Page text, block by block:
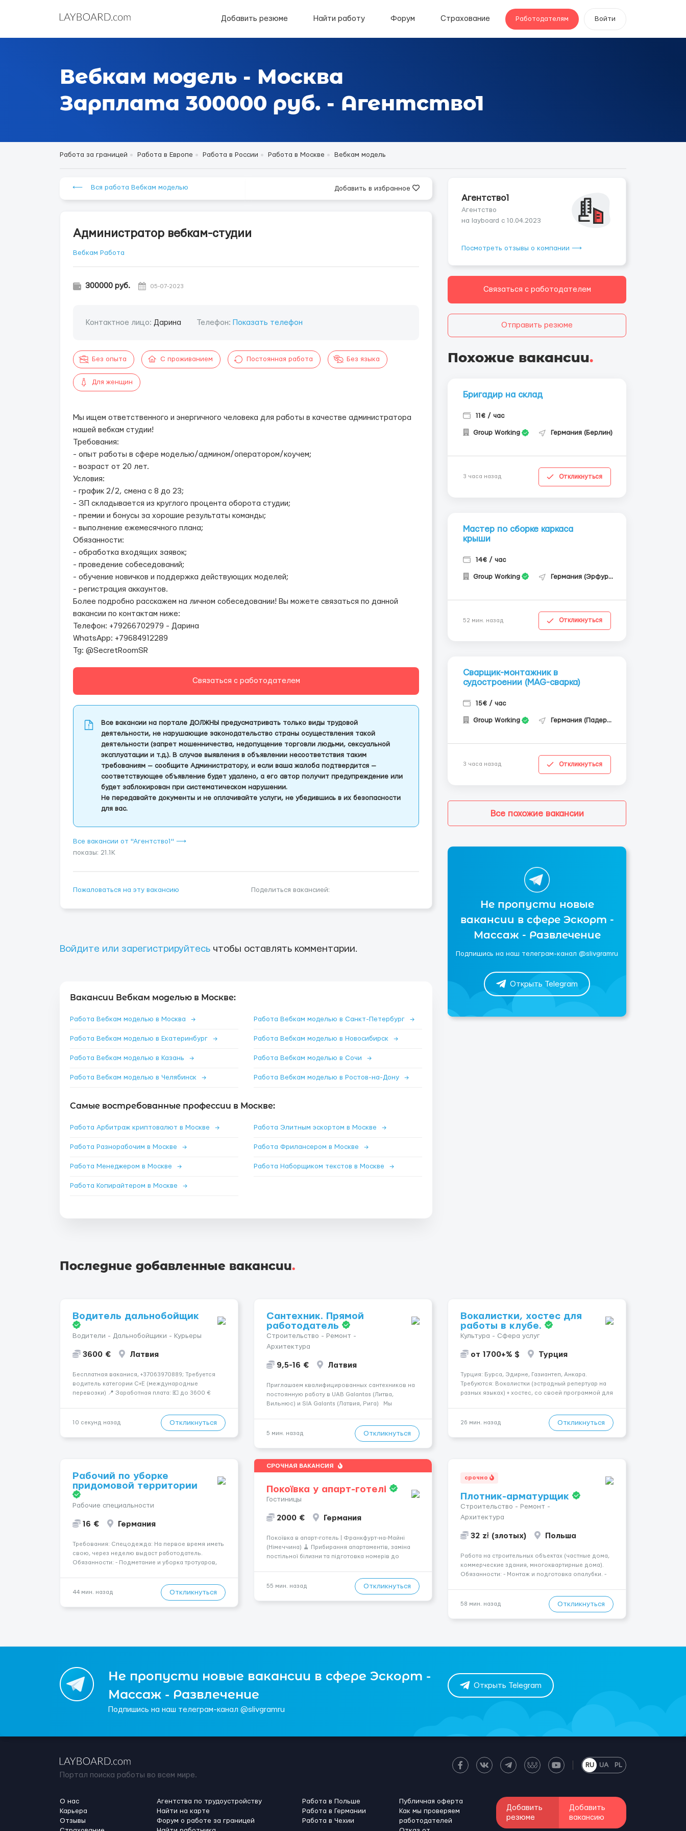
Добавить резюме Найти работу Форум Страхование Работодателям Войти
Вебкам модель - Москва
Зарплата 300000 руб. - Агентство1
Работа за границей Работа в Европе Работа в России Работа в Москве Вебкам модель
⟵ Вся работа Вебкам моделью Добавить в избранное
Администратор вебкам-студии
Вебкам Работа
300000 руб. 05-07-2023
Контактное лицо: Дарина Телефон: Показать телефон
Без опыта С проживанием Постоянная работа Без языка
Для женщин
Мы ищем ответственного и энергичного человека для работы в качестве администратора
нашей вебкам студии!
Требования:
- опыт работы в сфере моделью/админом/оператором/коучем;
- возраст от 20 лет.
Условия:
- график 2/2, смена с 8 до 23;
- ЗП складывается из круглого процента оборота студии;
- премии и бонусы за хорошие результаты команды;
- выполнение ежемесячного плана;
Обязанности:
- обработка входящих заявок;
- проведение собеседований;
- обучение новичков и поддержка действующих моделей;
- регистрация аккаунтов.
Более подробно расскажем на личном собеседовании! Вы можете связаться по данной
вакансии по контактам ниже:
Телефон: +79266702979 - Дарина
WhatsApp: +79684912289
Tg: @SecretRoomSR
Связаться с работодателем
Все вакансии на портале ДОЛЖНЫ предусматривать только виды трудовой
деятельности, не нарушающие законодательство страны осуществления такой
деятельности (запрет мошенничества, недопущение торговли людьми, сексуальной
эксплуатации и т.д.). В случае выявления в объявлении несоответствия таким
требованиям — сообщите Администратору, и если ваша жалоба подтвердится —
соответствующее объявление будет удалено, а его автор получит предупреждение или
будет заблокирован при систематическом нарушении.
Не передавайте документы и не оплачивайте услуги, не убедившись в их безопасности
для вас.
Все вакансии от "Агентство1" ⟶
показы: 21.1K
Пожаловаться на эту вакансию Поделиться вакансией:
Войдите или зарегистрируйтесь чтобы оставлять комментарии.
Вакансии Вебкам моделью в Москве:
Работа Вебкам моделью в Москва → Работа Вебкам моделью в Санкт-Петербург →
Работа Вебкам моделью в Екатеринбург → Работа Вебкам моделью в Новосибирск →
Работа Вебкам моделью в Казань → Работа Вебкам моделью в Сочи →
Работа Вебкам моделью в Челябинск → Работа Вебкам моделью в Ростов-на-Дону →
Самые востребованные профессии в Москве:
Работа Арбитраж криптовалют в Москве → Работа Элитным эскортом в Москве →
Работа Разнорабочим в Москве → Работа Фрилансером в Москве →
Работа Менеджером в Москве → Работа Наборщиком текстов в Москве →
Работа Копирайтером в Москве →
Агентство1
Агентство
на layboard с 10.04.2023
Посмотреть отзывы о компании ⟶
Связаться с работодателем
Отправить резюме
Похожие вакансии.
Бригадир на склад
11€ / час
Group Working Германия (Берлин)
3 часа назад Откликнуться
Мастер по сборке каркаса
крыши
14€ / час
Group Working Германия (Эрфурт)
52 мин. назад Откликнуться
Сварщик-монтажник в
судостроении (MAG-сварка)
15€ / час
Group Working Германия (Падерборн)
3 часа назад Откликнуться
Все похожие вакансии
Не пропусти новые
вакансии в сфере Эскорт -
Массаж - Развлечение
Подпишись на наш телеграм-канал @slivgramru
Открыть Telegram
Последние добавленные вакансии.
Водитель дальнобойщик
Водители - Дальнобойщики - Курьеры
3600 € Латвия
Бесплатная ваканися, +37063970889; Требуется
водитель категории C+E (международные
перевозки) 📍 Заработная плата: 💶 до 3600 €
рефрижераторах. В среднем 400–500 км в день.
10 секунд назад Откликнуться
Сантехник. Прямой
работодатель
Строительство - Ремонт -
Архитектура
9,5-16 € Латвия
Приглашаем квалифицированных сантехников на
постоянную работу в UAB Galantas (Литва,
Вильнюс) и SIA Galants (Латвия, Рига) Мы
заработную плату для квалифицированного
5 мин. назад Откликнуться
Вокалистки, хостес для
работы в клубе.
Культура - Сфера услуг
от 1700+% $ Турция
Турция: Бурса, Эдирне, Газиантеп, Анкара.
Требуются: Вокалистки (эстрадный репертуар на
разных языках) + хостеc, со своей программой для
трех месяцев. Мед. страховка. Высокая зарплат...
26 мин. назад Откликнуться
Рабочий по уборке
придомовой территории
Рабочие специальности
16 € Германия
Требования: Спецодежда: На первое время иметь
свою, через неделю выдаст работодатель.
Обязанности: - Подметание и уборка тротуаров,
двора; - Уборка листвы, веток, бытовых отходов,
44 мин. назад Откликнуться
СРОЧНАЯ ВАКАНСИЯ
Покоївка у апарт-готелі
Гостиницы
2000 € Германия
Покоївка в апарт-готель | Франкфурт-на-Майні
(Німеччина) 🧹 Прибирання апартаментів, заміна
постільної білизни та підготовка номерів до
2000 € на місяць (після вирахув...
55 мин. назад Откликнуться
срочно
Плотник-арматурщик
Строительство - Ремонт -
Архитектура
32 zł (злотых) Польша
Работа на строительных объектах (частные дома,
коммерческие здания, многоквартирные дома).
Обязанности: - Монтаж и подготовка опалубки. -
арматурных стержней. - Заливка бетона. -
Демонтаж опалубки после за...
58 мин. назад Откликнуться
Не пропусти новые вакансии в сфере Эскорт -
Массаж - Развлечение
Подпишись на наш телеграм-канал @slivgramru
Открыть Telegram
Портал поиска работы во всем мире.
RU UA PL
О нас
Карьера
Отзывы
Агентства по трудоустройству
Найти на карте
Форум о работе за границей
Работа в Польше
Работа в Германии
Работа в Чехии
Публичная оферта
Как мы проверяем
работодателей
Добавить
резюме
Добавить
вакансию